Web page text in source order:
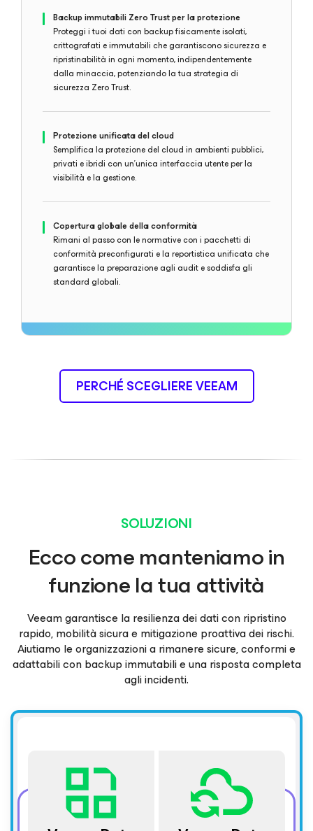
Backup immutabili Zero Trust per la protezione
Proteggi i tuoi dati con backup fisicamente isolati,
crittografati e immutabili che garantiscono sicurezza e
ripristinabilità in ogni momento, indipendentemente
dalla minaccia, potenziando la tua strategia di
sicurezza Zero Trust.
Protezione unificata del cloud
Semplifica la protezione del cloud in ambienti pubblici,
privati e ibridi con un'unica interfaccia utente per la
visibilità e la gestione.
Copertura globale della conformità
Rimani al passo con le normative con i pacchetti di
conformità preconfigurati e la reportistica unificata che
garantisce la preparazione agli audit e soddisfa gli
standard globali.
PERCHÉ SCEGLIERE VEEAM
SOLUZIONI
Ecco come manteniamo in
funzione la tua attività
Veeam garantisce la resilienza dei dati con ripristino
rapido, mobilità sicura e mitigazione proattiva dei rischi.
Aiutiamo le organizzazioni a rimanere sicure, conformi e
adattabili con backup immutabili e una risposta completa
agli incidenti.